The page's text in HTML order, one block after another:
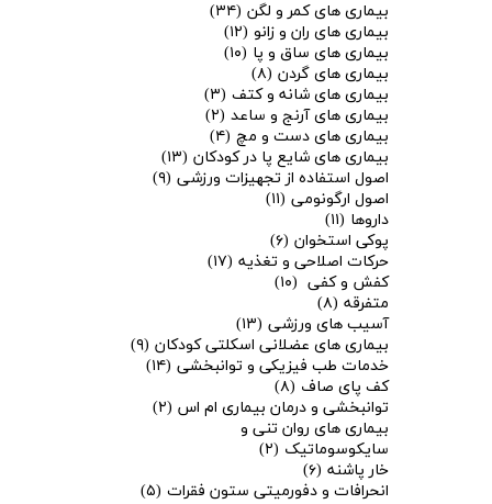
بیماری های کمر و لگن (۳۴)
بیماری های ران و زانو (۱۲)
بیماری های ساق و پا (۱۰)
بیماری های گردن (۸)
بیماری های شانه و کتف (۳)
بیماری های آرنج و ساعد (۲)
بیماری های دست و مچ (۴)
بیماری های شایع پا در کودکان (۱۳)
اصول استفاده از تجهیزات ورزشی (۹)
اصول ارگونومی (۱۱)
داروها (۱۱)
پوکی استخوان (۶)
حرکات اصلاحی و تغذیه (۱۷)
کفش و کفی (۱۰)
متفرقه (۸)
آسیب های ورزشی (۱۳)
بیماری های عضلانی اسکلتی کودکان (۹)
خدمات طب فیزیکی و توانبخشی (۱۴)
کف پای صاف (۸)
توانبخشی و درمان بیماری ام اس (۲)
بیماری های روان تنی و
سایکوسوماتیک (۲)
خار پاشنه (۶)
انحرافات و دفورمیتی ستون فقرات (۵)